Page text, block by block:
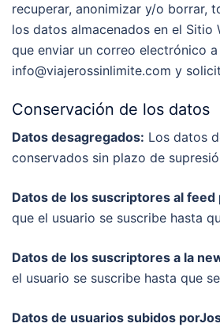
recuperar, anonimizar y/o borrar,
los datos almacenados en el Sitio
que enviar un correo electrónico a
info@viajerossinlimite.com y
Conservación de los datos
Datos desagregados: Los datos
conservados sin plazo de
Datos de los suscriptores al feed
que el usuario se suscribe hasta
Datos de los suscriptores a la
el usuario se suscribe hasta que
Datos de usuarios subidos